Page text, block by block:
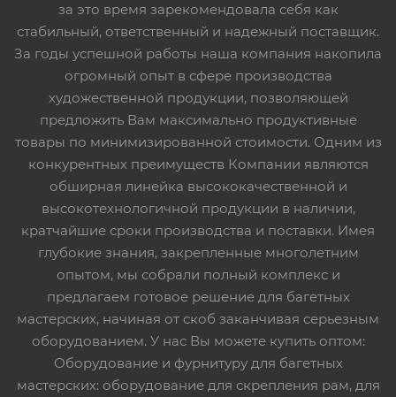
за это время зарекомендовала себя как
стабильный, ответственный и надежный поставщик.
За годы успешной работы наша компания накопила
огромный опыт в сфере производства
художественной продукции, позволяющей
предложить Вам максимально продуктивные
товары по минимизированной стоимости. Одним из
конкурентных преимуществ Компании являются
обширная линейка высококачественной и
высокотехнологичной продукции в наличии,
кратчайшие сроки производства и поставки. Имея
глубокие знания, закрепленные многолетним
опытом, мы собрали полный комплекс и
предлагаем готовое решение для багетных
мастерских, начиная от скоб заканчивая серьезным
оборудованием. У нас Вы можете купить оптом:
Оборудование и фурнитуру для багетных
мастерских: оборудование для скрепления рам, для